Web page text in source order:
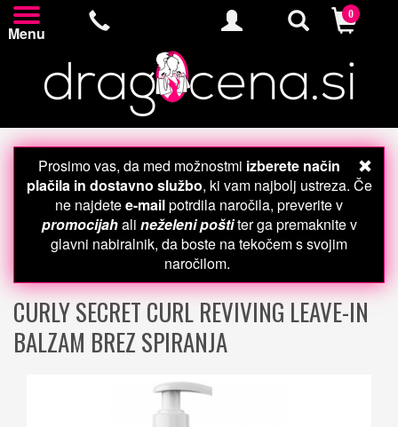
Menu
0
Prosimo vas, da med možnostmi izberete način
plačila in dostavno službo, ki vam najbolj ustreza. Če
ne najdetee-mailpotrdila naročila, preverite v
promocijahali neželeni poštiter ga premaknite v
glavni nabiralnik, da boste na tekočem s svojim
naročilom.
CURLY SECRET CURL REVIVING LEAVE-IN
BALZAM BREZ SPIRANJA